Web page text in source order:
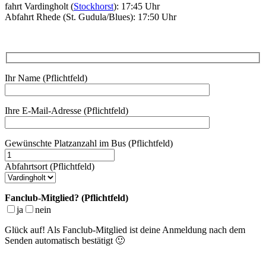
fahrt Vardingholt (Stockhorst): 17:45 Uhr
Abfahrt Rhede (St. Gudula/Blues): 17:50 Uhr
Ihr Name (Pflichtfeld)
Ihre E-Mail-Adresse (Pflichtfeld)
Gewünschte Platzanzahl im Bus (Pflichtfeld)
Abfahrtsort (Pflichtfeld)
Fanclub-Mitglied? (Pflichtfeld)
ja
nein
Glück auf! Als Fanclub-Mitglied ist deine Anmeldung nach dem
Senden automatisch bestätigt 🙂